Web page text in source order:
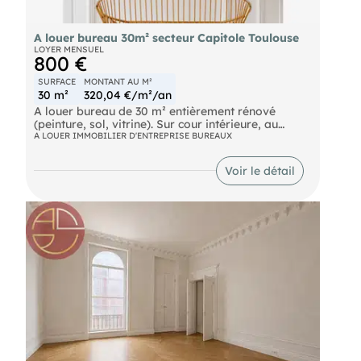
A louer bureau 30m² secteur Capitole Toulouse
LOYER MENSUEL
800 €
SURFACE
30 m²
MONTANT AU M²
320,04 €/m²/an
A louer bureau de 30 m² entièrement rénové
(peinture, sol, vitrine). Sur cour intérieure, au
calme, dans une rue perpendiculaire à la rue
comprises Taxe foncière charge preneur Dépôt de
garantie 2 mois de loyer HC Honoraires d'agence
2880 euros HT Prévoir frais de rédaction du bail
avocat environ 500 € HT
A LOUER IMMOBILIER D'ENTREPRISE BUREAUX
Voir le détail